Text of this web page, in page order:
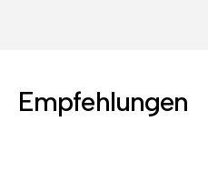
Empfehlungen